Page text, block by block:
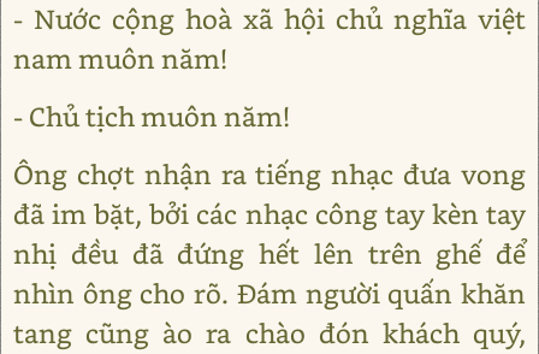
- Nước cộng hoà xã hội chủ nghĩa việt
nam muôn năm!
- Chủ tịch muôn năm!
Ông chợt nhận ra tiếng nhạc đưa vong
đã im bặt, bởi các nhạc công tay kèn tay
nhị đều đã đứng hết lên trên ghế để
nhìn ông cho rõ. Đám người quấn khăn
tang cũng ào ra chào đón khách quý,